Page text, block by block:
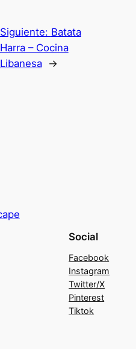
Siguiente: Batata
Harra – Cocina
Libanesa
→
Social
Facebook
Instagram
Twitter/X
Pinterest
Tiktok